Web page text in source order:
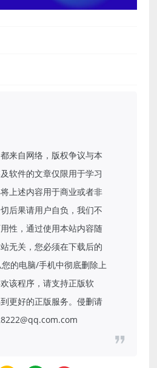
来自网络，版权争议与本
软件的文章仅限用于学习
上述内容用于商业或者非
后果请用户自负，我们不
性，通过使用本站内容随
无关，您必须在下载后的
的电脑/手机中彻底删除上
该程序，请支持正版软
更好的正版服务。侵删请